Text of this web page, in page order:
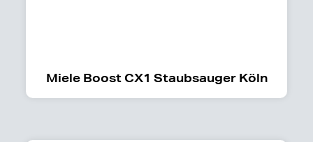
Miele Boost CX1 Staubsauger Köln